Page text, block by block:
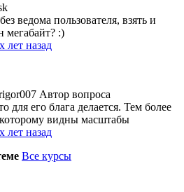
ведома пользователя, взять и
мегабайт? :)
лет назад
Автор вопроса
для его блага делается. Тем более
которому видны масштабы
лет назад
Все курсы